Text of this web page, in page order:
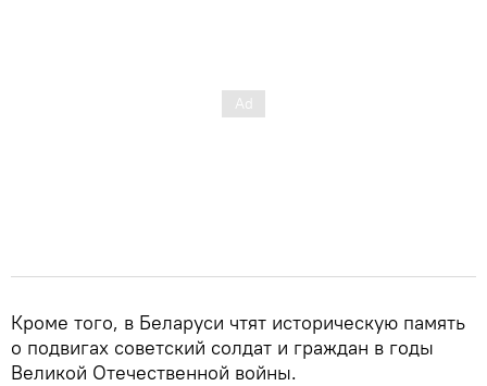
Кроме того, в Беларуси чтят историческую память
о подвигах советский солдат и граждан в годы
Великой Отечественной войны.